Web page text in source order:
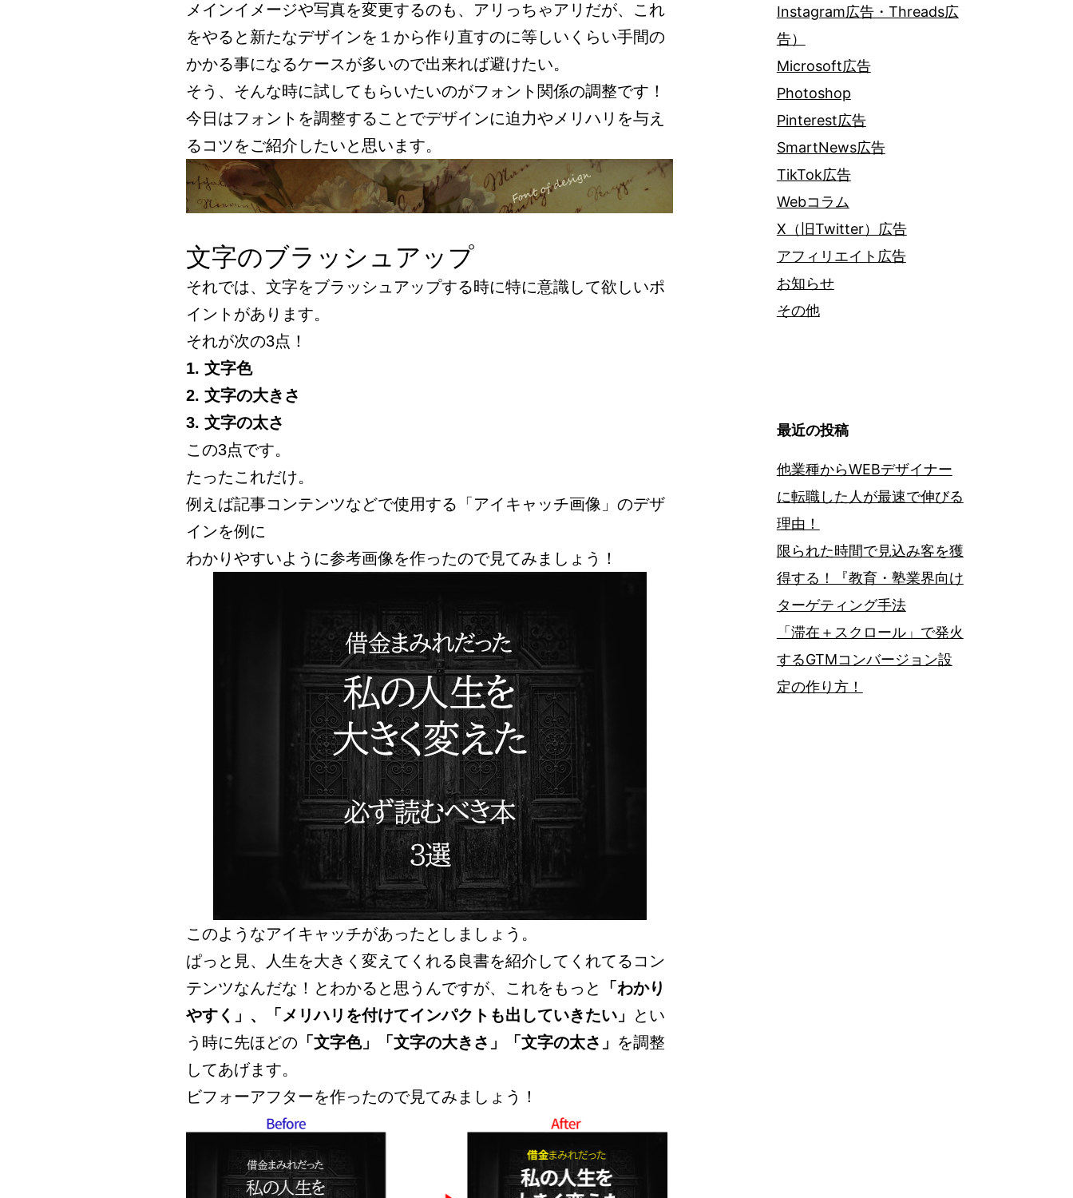
メインイメージや写真を変更するのも、アリっちゃアリだが、これ
をやると新たなデザインを１から作り直すのに等しいくらい手間の
かかる事になるケースが多いので出来れば避けたい。
そう、そんな時に試してもらいたいのがフォント関係の調整です！
今日はフォントを調整することでデザインに迫力やメリハリを与え
るコツをご紹介したいと思います。
文字のブラッシュアップ
それでは、文字をブラッシュアップする時に特に意識して欲しいポ
イントがあります。
それが次の3点！
1. 文字色
2. 文字の大きさ
3. 文字の太さ
この3点です。
たったこれだけ。
例えば記事コンテンツなどで使用する「アイキャッチ画像」のデザ
インを例に
わかりやすいように参考画像を作ったので見てみましょう！
このようなアイキャッチがあったとしましょう。
ぱっと見、人生を大きく変えてくれる良書を紹介してくれてるコン
テンツなんだな！とわかると思うんですが、これをもっと
「わかり
やすく」、「メリハリを付けてインパクトも出していきたい」
とい
う時に先ほどの 「文字色」「文字の大きさ」「文字の太さ」 を調整
してあげます。
ビフォーアフターを作ったので見てみましょう！
Instagram広告・Threads広
告）
Microsoft広告
Photoshop
Pinterest広告
SmartNews広告
TikTok広告
Webコラム
X（旧Twitter）広告
アフィリエイト広告
お知らせ
その他
最近の投稿
他業種からWEBデザイナー
に転職した人が最速で伸びる
理由！
限られた時間で見込み客を獲
得する！『教育・塾業界向け
ターゲティング手法
「滞在＋スクロール」で発火
するGTMコンバージョン設
定の作り方！